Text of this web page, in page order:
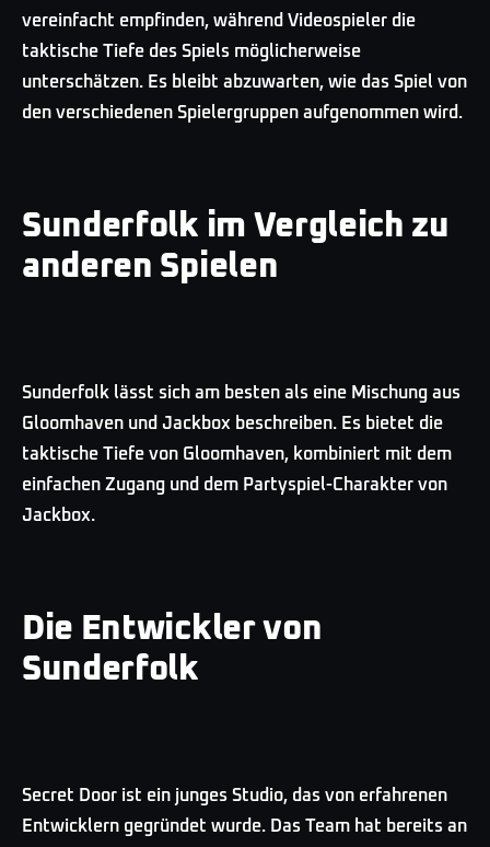
vereinfacht empfinden, während Videospieler die
taktische Tiefe des Spiels möglicherweise
unterschätzen. Es bleibt abzuwarten, wie das Spiel von
den verschiedenen Spielergruppen aufgenommen wird.
Sunderfolk im Vergleich zu
anderen Spielen
Sunderfolk lässt sich am besten als eine Mischung aus
Gloomhaven und Jackbox beschreiben. Es bietet die
taktische Tiefe von Gloomhaven, kombiniert mit dem
einfachen Zugang und dem Partyspiel-Charakter von
Jackbox.
Die Entwickler von
Sunderfolk
Secret Door ist ein junges Studio, das von erfahrenen
Entwicklern gegründet wurde. Das Team hat bereits an